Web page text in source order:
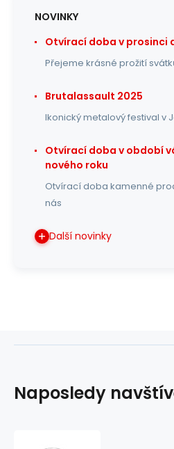
NOVINKY
Otvírací doba v prosinci
Přejeme krásné prožití
Brutalassault 2025
Ikonický metalový festival v
Otvírací doba v období
nového roku
Otvírací doba kamenné
nás
Další novinky
Naposledy